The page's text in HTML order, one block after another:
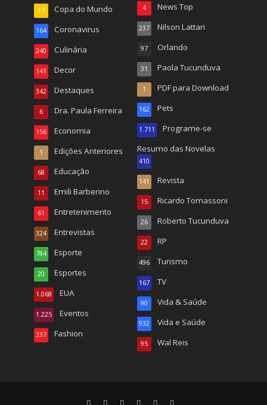
Copa do Mundo
17
Coronavirus
164
Culinária
240
Decor
141
Destaques
342
Dra. Paula Ferreira
6
Economia
156
Edições Anteriores
1
Educação
68
Emili Barberino
11
Entretenimento
61
Entrevistas
324
Esporte
784
Esportes
20
EUA
1.068
Eventos
1.225
Fashion
337
News Top
4
Nilson Lattari
237
Orlando
97
Paola Tucunduva
31
PDF para Download
1
Pets
162
Programe-se
1.711
Resumo das Novelas
410
Revista
141
Ricardo Tomassoni
15
Roberto Tucunduva
26
RP
22
Turismo
496
TV
167
Vida & Saúde
90
Vida e Saúde
932
Wal Reis
95